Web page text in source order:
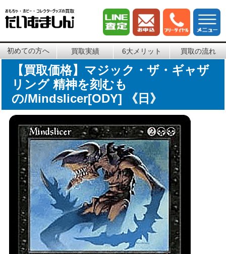
初めての方へ 買取実績 6大メリット 買取の流れ
【買取価格】マジック・ザ・ギャザ
リング 精神を刻むも
の/Mindslicer[ODY] 《日》